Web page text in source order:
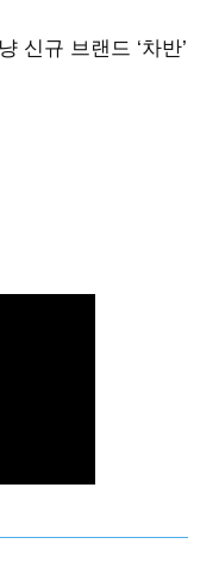
신규 브랜드 ‘차반’